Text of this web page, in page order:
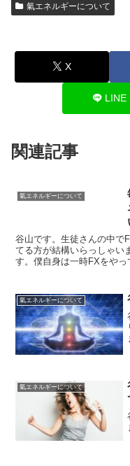
氣エネルギーについて
X
LINE
関連記事
氣エネルギーについて
谷山です。生徒さんの中で
てる方が結構いらっしゃい
す。僕自身は一時FXをや
氣エネルギーについて
氣エネルギーについて